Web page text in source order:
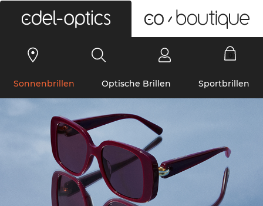
Sonnenbrillen Optische Brillen Sportbrillen